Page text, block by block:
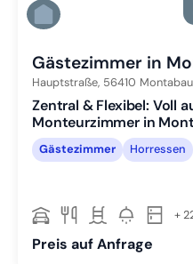
Gästezimmer in
Hauptstraße, 56410
Zentral & Flexibel: Voll
Monteurzimmer in
Gästezimmer Horressen
+
Preis auf Anfrage